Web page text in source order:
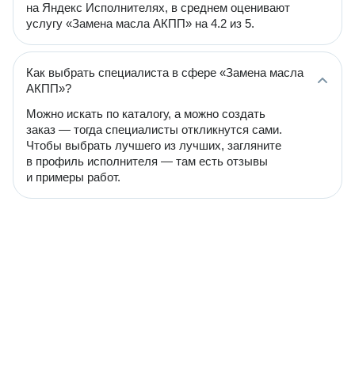
на Яндекс Исполнителях, в среднем оценивают
услугу «Замена масла АКПП» на 4.2 из 5.
Как выбрать специалиста в сфере «Замена масла
АКПП»?
Можно искать по каталогу, а можно создать
заказ — тогда специалисты откликнутся сами.
Чтобы выбрать лучшего из лучших, загляните
в профиль исполнителя — там есть отзывы
и примеры работ.